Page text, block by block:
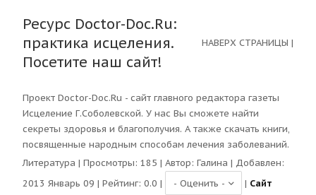
Ресурс Doctor-Doc.Ru:
практика исцеления.
Посетите наш сайт!
НАВЕРХ СТРАНИЦЫ |
Проект Doctor-Doc.Ru - сайт главного редактора газеты
Исцеление Г.Соболевской. У нас Вы сможете найти
секреты здоровья и благополучия. А также скачать книги,
посвященные народным способам лечения заболеваний.
Литература | Просмотры: 185 | Автор: Галина | Добавлен:
2013 Январь 09 | Рейтинг: 0.0 | | Сайт